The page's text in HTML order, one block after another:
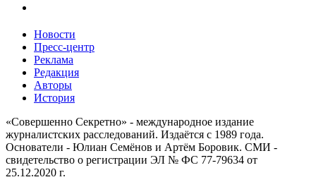
Новости
Пресс-центр
Реклама
Редакция
Авторы
История
«Совершенно Секретно» - международное издание
журналистских расследований. Издаётся с 1989 года.
Основатели - Юлиан Семёнов и Артём Боровик. CМИ -
свидетельство о регистрации ЭЛ № ФС 77-79634 от
25.12.2020 г.